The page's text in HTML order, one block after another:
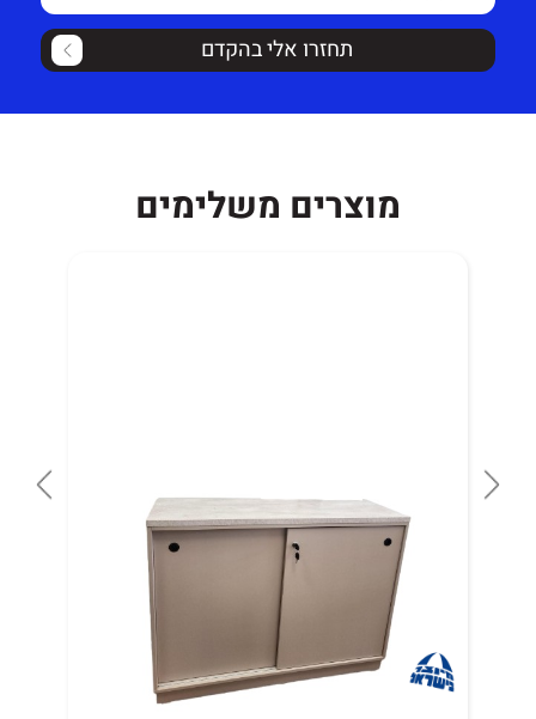
תחזרו אלי בהקדם
מוצרים משלימים